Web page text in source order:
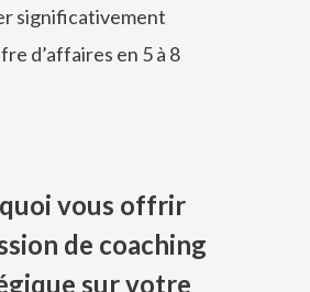
significativement
d’affaires en 5 à 8
vous offrir
de coaching
sur votre